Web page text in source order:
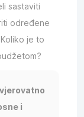
sastaviti
određene
je to
i